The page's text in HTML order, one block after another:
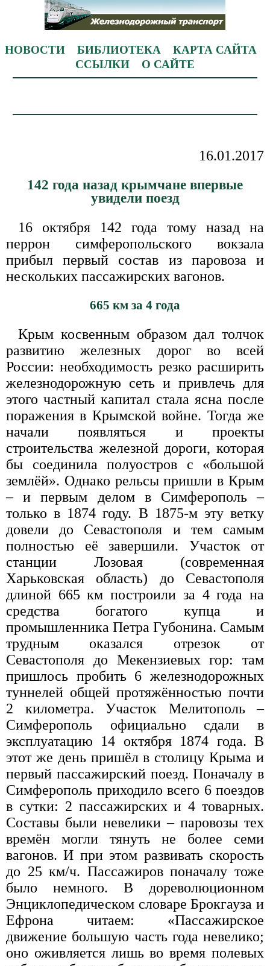
НОВОСТИ БИБЛИОТЕКА
КАРТА САЙТА
ССЫЛКИ
О САЙТЕ
16.01.2017
142 года назад крымчане впервые
увидели поезд
16 октября 142 года тому назад на
перрон симферопольского вокзала
прибыл первый состав из паровоза и
нескольких пассажирских вагонов.
665 км за 4 года
Крым косвенным образом дал толчок
развитию железных дорог во всей
России: необходимость резко расширить
железнодорожную сеть и привлечь для
этого частный капитал стала ясна после
поражения в Крымской войне. Тогда же
начали появляться и проекты
строительства железной дороги, которая
бы соединила полуостров с «большой
землёй». Однако рельсы пришли в Крым
– и первым делом в Симферополь –
только в 1874 году. В 1875-м эту ветку
довели до Севастополя и тем самым
полностью её завершили. Участок от
станции Лозовая (современная
Харьковская область) до Севастополя
длиной 665 км построили за 4 года на
средства богатого купца и
промышленника Петра Губонина. Самым
трудным оказался отрезок от
Севастополя до Мекензиевых гор: там
пришлось пробить 6 железнодорожных
туннелей общей протяжённостью почти
2 километра. Участок Мелитополь –
Симферополь официально сдали в
эксплуатацию 14 октября 1874 года. В
этот же день пришёл в столицу Крыма и
первый пассажирский поезд. Поначалу в
Симферополь приходило всего 6 поездов
в сутки: 2 пассажирских и 4 товарных.
Составы были невелики – паровозы тех
времён могли тянуть не более семи
вагонов. И при этом развивать скорость
до 25 км/ч. Пассажиров поначалу тоже
было немного. В дореволюционном
Энциклопедическом словаре Брокгауза и
Ефрона читаем: «Пассажирское
движение большую часть года невелико;
оно оживляется лишь во время полевых